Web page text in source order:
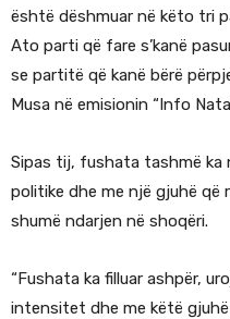
është dëshmuar në këto tri
Ato parti që fare s’kanë
se partitë që kanë bërë
Musa në emisionin “Info
Sipas tij, fushata tashmë ka
politike dhe me një gjuhë që
shumë ndarjen në shoqëri.
“Fushata ka filluar ashpër,
intensitet dhe me këtë